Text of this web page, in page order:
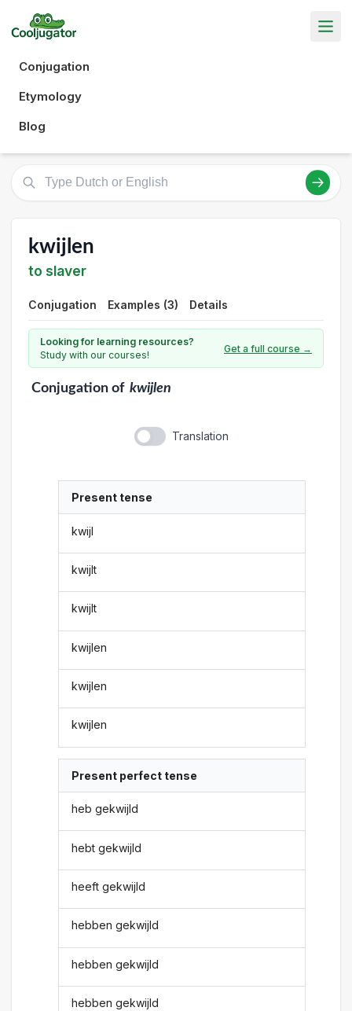
Conjugation
Etymology
Blog
kwijlen
to slaver
Conjugation Examples (3) Details
Looking for learning resources?
Study with our courses!
Get a full course →
Conjugationof kwijlen
Translation
Present tense
kwijl
kwijlt
kwijlt
kwijlen
kwijlen
kwijlen
Present perfect tense
heb gekwijld
hebt gekwijld
heeft gekwijld
hebben gekwijld
hebben gekwijld
hebben gekwijld